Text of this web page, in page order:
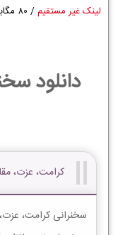
لینک غیر مستقیم/ 80 مگابایت
دانلود
کرامت، عزت،
سخنرانی کرامت،